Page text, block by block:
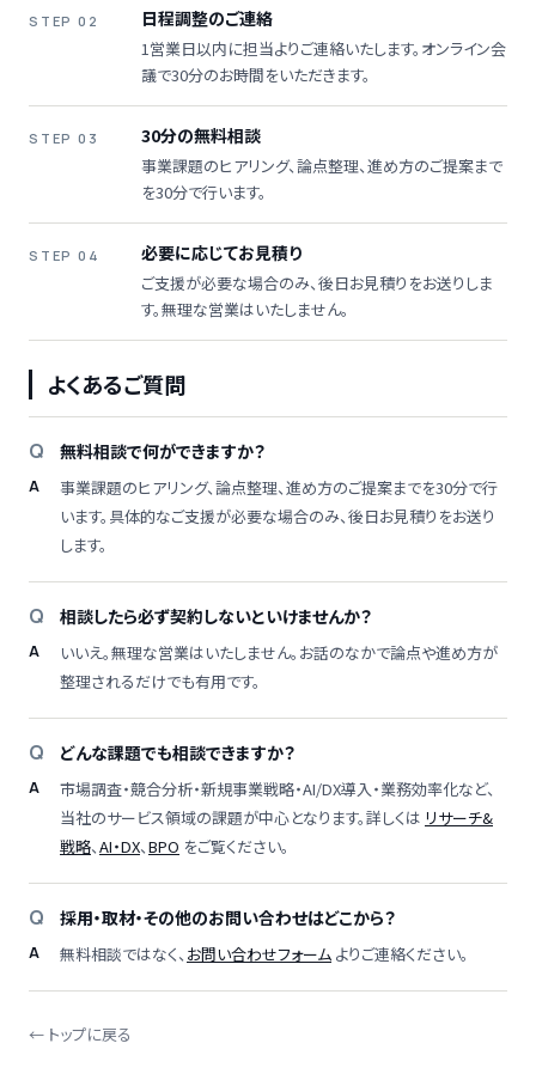
STEP 02 日程調整のご連絡
1営業日以内に担当よりご連絡いたします。オンライン会
議で30分のお時間をいただきます。
STEP 03 30分の無料相談
事業課題のヒアリング、論点整理、進め方のご提案まで
を30分で行います。
STEP 04 必要に応じてお見積り
ご支援が必要な場合のみ、後日お見積りをお送りしま
す。無理な営業はいたしません。
よくあるご質問
無料相談で何ができますか？
事業課題のヒアリング、論点整理、進め方のご提案までを30分で行
います。具体的なご支援が必要な場合のみ、後日お見積りをお送り
します。
相談したら必ず契約しないといけませんか？
いいえ。無理な営業はいたしません。お話のなかで論点や進め方が
整理されるだけでも有用です。
どんな課題でも相談できますか？
市場調査・競合分析・新規事業戦略・AI/DX導入・業務効率化など、
当社のサービス領域の課題が中心となります。詳しくは リサーチ&
戦略、AI・DX、BPO をご覧ください。
採用・取材・その他のお問い合わせはどこから？
無料相談ではなく、 お問い合わせフォーム よりご連絡ください。
← トップに戻る